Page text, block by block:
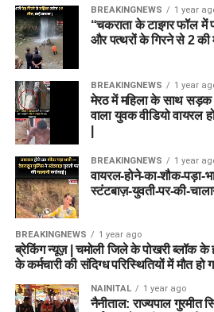
BREAKINGNEWS 1 year
“चकराता के टाइगर फॉल
और पत्थरों के गिरने से 2 की
BREAKINGNEWS 1 year
मेरठ में महिला के साथ
वाला युवक वीडियो वायरल
BREAKINGNEWS 1 year
वायरल-होने-का-शौक-पड़ा-
स्टंटबाज़-युवती-पर-की-
BREAKINGNEWS 1 year ago
ब्रेकिंग न्यूज़ | चमोली जिले के पोखरी ब्लॉक के
के कर्मचारी की संदिग्ध परिस्थितियों में मौत हो
NAINITAL 1 year ago
नैनीताल: राज्यपाल गुरमीत